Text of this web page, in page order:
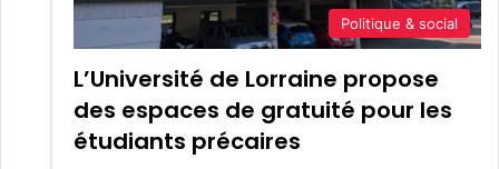
Politique & social
L’Université de Lorraine propose
des espaces de gratuité pour les
étudiants précaires